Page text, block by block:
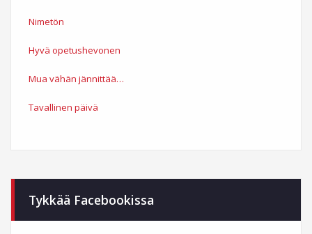
Nimetön
Hyvä opetushevonen
Mua vähän jännittää…
Tavallinen päivä
Tykkää Facebookissa